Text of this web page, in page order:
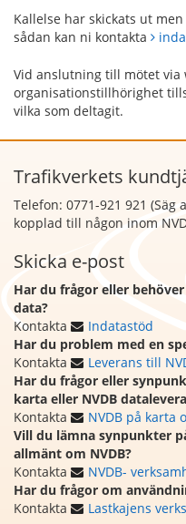
Kallelse har skickats ut
sådan kan ni kontakta
Vid anslutning till mötet via
organisationstillhörighet
vilka som deltagit.
Trafikverkets
Telefon: 0771-921 921 (Säg
kopplad till någon inom
Skicka e-post
Har du frågor eller
data?
Kontakta
Indatastöd
Har du problem med en
Kontakta
Leverans till
Har du frågor eller
karta eller NVDB
Kontakta
NVDB på karta
Vill du lämna synpunkter
allmänt om NVDB?
Kontakta
NVDB-
Har du frågor om
Kontakta
Lastkajens